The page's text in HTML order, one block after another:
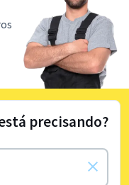
precisando?